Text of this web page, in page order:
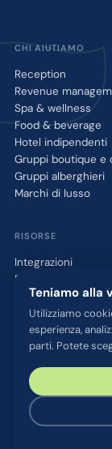
CHI AIUTIAMO
Reception
Revenue
Spa & wellness
Food & beverage
Hotel indipendenti
Gruppi boutique e
Gruppi alberghieri
Marchi di lusso
RISORSE
Integrazioni
Blog
Glossario
Strumento QR
Parla con noi
Informativa
Teniamo alla
Utilizziamo
esperienza,
parti. Potete